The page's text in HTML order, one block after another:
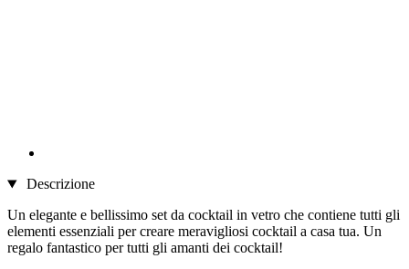
Descrizione
Un elegante e bellissimo set da cocktail in vetro che contiene tutti gli
elementi essenziali per creare meravigliosi cocktail a casa tua. Un
regalo fantastico per tutti gli amanti dei cocktail!